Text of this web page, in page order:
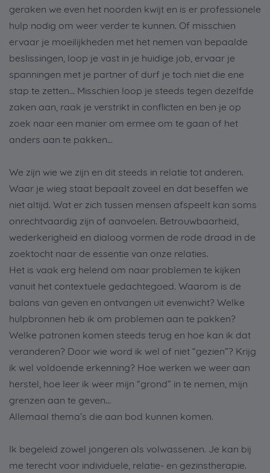
geraken we even het noorden kwijt en is er professionele
hulp nodig om weer verder te kunnen. Of misschien
ervaar je moeilijkheden met het nemen van bepaalde
beslissingen, loop je vast in je huidige job, ervaar je
spanningen met je partner of durf je toch niet die ene
stap te zetten… Misschien loop je steeds tegen dezelfde
zaken aan, raak je verstrikt in conflicten en ben je op
zoek naar een manier om ermee om te gaan of het
anders aan te pakken…
We zijn wie we zijn en dit steeds in relatie tot anderen.
Waar je wieg staat bepaalt zoveel en dat beseffen we
niet altijd. Wat er zich tussen mensen afspeelt kan soms
onrechtvaardig zijn of aanvoelen. Betrouwbaarheid,
wederkerigheid en dialoog vormen de rode draad in de
zoektocht naar de essentie van onze relaties.
Het is vaak erg helend om naar problemen te kijken
vanuit het contextuele gedachtegoed. Waarom is de
balans van geven en ontvangen uit evenwicht? Welke
hulpbronnen heb ik om problemen aan te pakken?
Welke patronen komen steeds terug en hoe kan ik dat
veranderen? Door wie word ik wel of niet “gezien”? Krijg
ik wel voldoende erkenning? Hoe werken we weer aan
herstel, hoe leer ik weer mijn “grond” in te nemen, mijn
grenzen aan te geven…
Allemaal thema’s die aan bod kunnen komen.
Ik begeleid zowel jongeren als volwassenen. Je kan bij
me terecht voor individuele, relatie- en gezinstherapie.